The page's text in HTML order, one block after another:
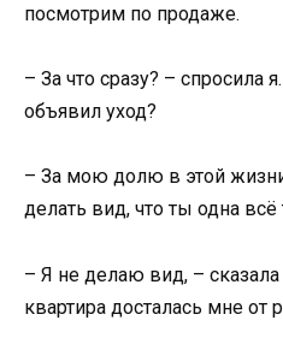
посмотрим по продаже.
– За что сразу? – спросила
объявил уход?
– За мою долю в этой
делать вид, что ты одна всё
– Я не делаю вид, –
квартира досталась мне от